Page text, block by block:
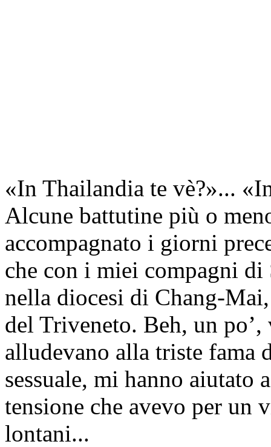
«In Thailandia te vè?»...
Alcune battutine più o
accompagnato i giorni
che con i miei compagni
nella diocesi di Chang-
del Triveneto. Beh, un
alludevano alla triste fama
sessuale, mi hanno aiutato
tensione che avevo per un
lontani...